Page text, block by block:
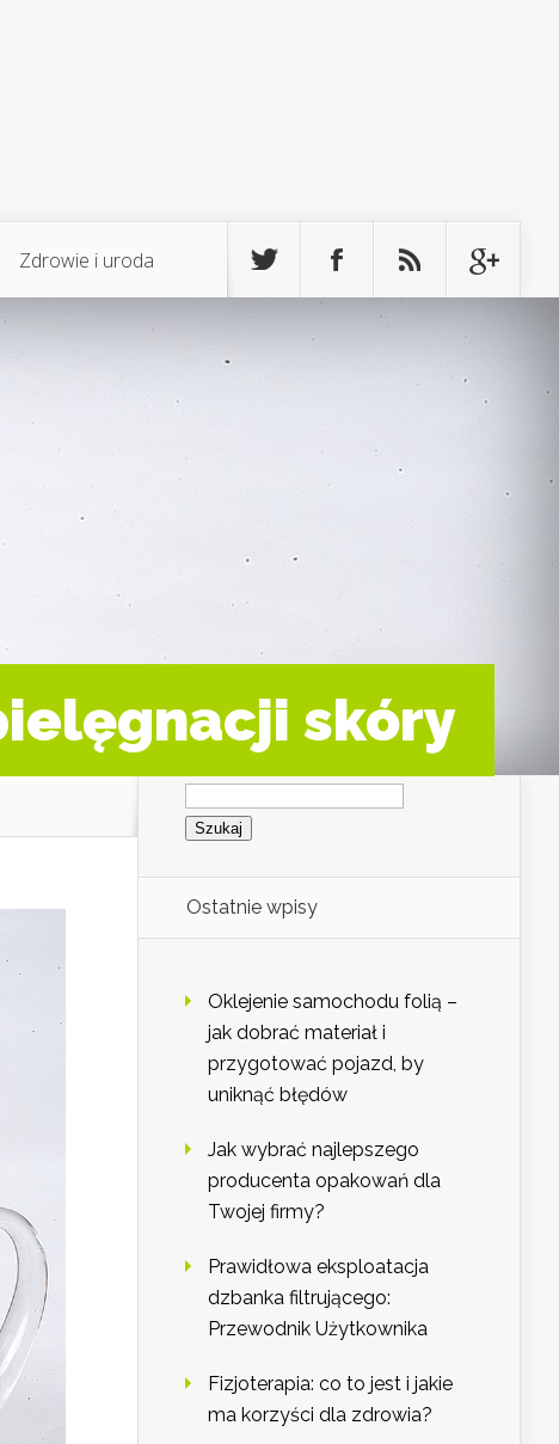
Zdrowie i uroda
skóry
Szukaj:
Ostatnie wpisy
Oklejenie samochodu folią –
jak dobrać materiał i
przygotować pojazd, by
uniknąć błędów
Jak wybrać najlepszego
producenta opakowań dla
Twojej firmy?
Prawidłowa eksploatacja
dzbanka filtrującego:
Przewodnik Użytkownika
Fizjoterapia: co to jest i jakie
ma korzyści dla zdrowia?